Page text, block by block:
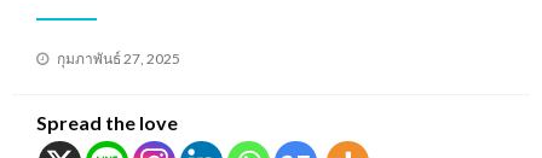
Posted
กุมภาพันธ์ 27, 2025
Spread the love